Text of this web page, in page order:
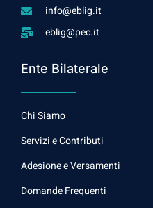
info@eblig.it
eblig@pec.it
Ente Bilaterale
Chi Siamo
Servizi e Contributi
Adesione e Versamenti
Domande Frequenti